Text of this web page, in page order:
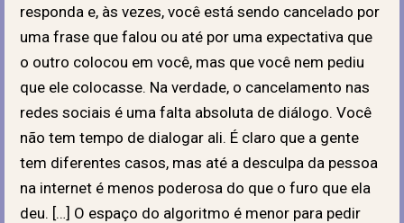
responda e, às vezes, você está sendo cancelado por
uma frase que falou ou até por uma expectativa que
o outro colocou em você, mas que você nem pediu
que ele colocasse. Na verdade, o cancelamento nas
redes sociais é uma falta absoluta de diálogo. Você
não tem tempo de dialogar ali. É claro que a gente
tem diferentes casos, mas até a desculpa da pessoa
na internet é menos poderosa do que o furo que ela
deu. […] O espaço do algoritmo é menor para pedir